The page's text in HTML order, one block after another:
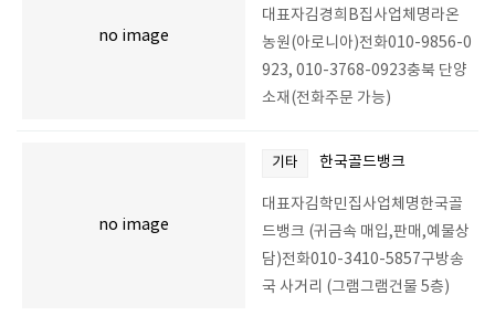
no image
대표자김경희B집사업체명라온
농원(아로니아)전화010-9856-0
923, 010-3768-0923충북 단양
소재(전화주문 가능)
no image
기타 한국골드뱅크
대표자김학민집사업체명한국골
드뱅크 (귀금속 매입,판매,예물상
담)전화010-3410-5857구방송
국 사거리 (그램그램건물 5층)